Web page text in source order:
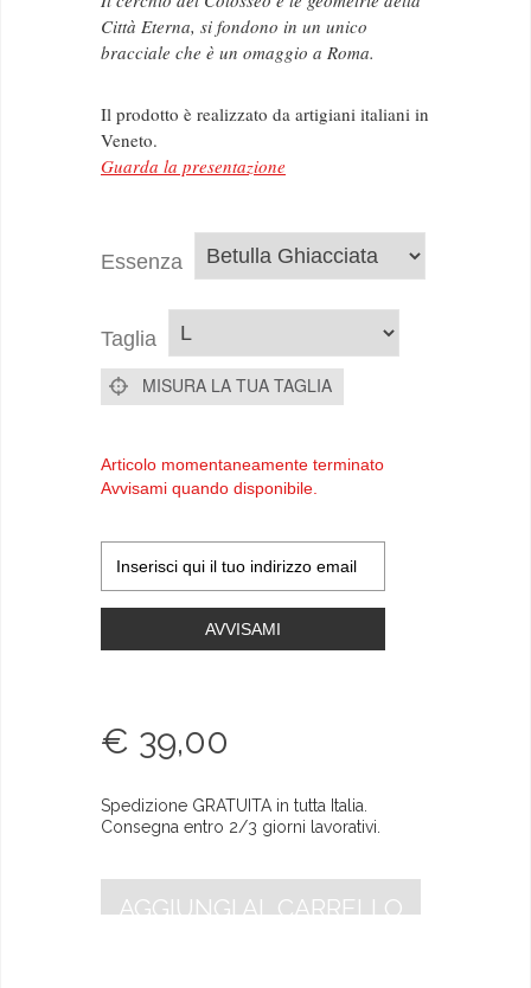
Città Eterna, si fondono in un unico
bracciale che è un omaggio a Roma.
Il prodotto è realizzato da artigiani italiani in
Veneto.
Guarda la presentazione
Essenza
Taglia
MISURA LA TUA TAGLIA
Articolo momentaneamente terminato
Avvisami quando disponibile.
AVVISAMI
€ 39,00
Spedizione GRATUITA in tutta Italia.
Consegna entro 2/3 giorni lavorativi.
AGGIUNGI AL CARRELLO